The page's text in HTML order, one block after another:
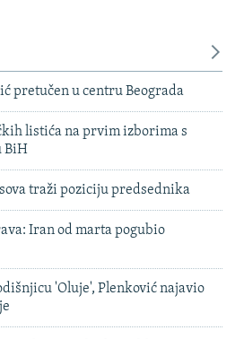
pretučen u centru Beograda
listića na prvim izborima s
BiH
traži poziciju predsednika
Iran od marta pogubio
'Oluje', Plenković najavio